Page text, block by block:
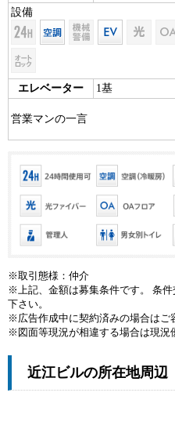
設備
エレベーター 1基
営業マンの一言
※取引態様：仲介
※上記、金額は募集条件です。 条
下さい。
※広告作成中に契約済みの場合はご
※図面等現況が相違する場合は現況
近江ビルの所在地周辺